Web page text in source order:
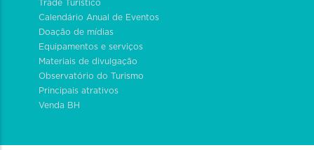
Trade Turístico
Calendário Anual de Eventos
Doação de mídias
Equipamentos e serviços
Materiais de divulgação
Observatório do Turismo
Principais atrativos
Venda BH